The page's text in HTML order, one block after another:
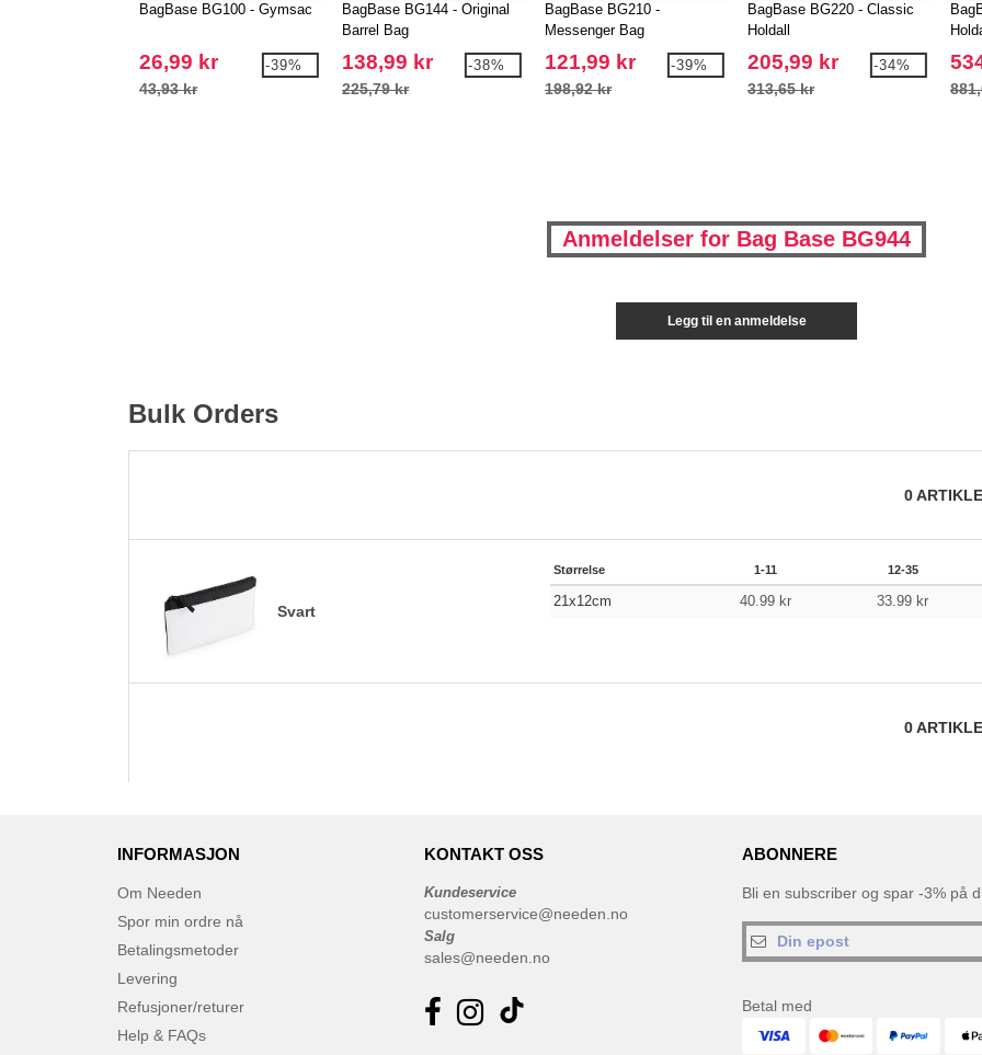
BagBase BG100 - Gymsac
26,99 kr
43,93 kr
-39%
BagBase BG144 - Original
Barrel Bag
138,99 kr
225,79 kr
-38%
BagBase BG210 -
Messenger Bag
121,99 kr
198,92 kr
-39%
BagBase BG220 - Classic
Holdall
205,99 kr
313,65 kr
-34%
Anmeldelser for Bag Base BG944
Legg til en anmeldelse
Bulk Orders
0
Svart
Størrelse 1-11 12-35
21x12cm 40.99 kr 33.99 kr
0
INFORMASJON
Om Needen
Spor min ordre nå
Betalingsmetoder
Levering
Refusjoner/returer
Help & FAQs
KONTAKT OSS
Kundeservice
customerservice@needen.no
Salg
sales@needen.no
ABONNERE
Bli en subscriber og spar -3% på
Betal med